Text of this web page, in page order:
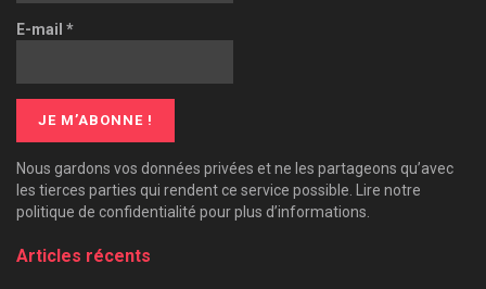
E-mail *
Nous gardons vos données privées et ne les partageons qu’avec
les tierces parties qui rendent ce service possible. Lire notre
politique de confidentialité pour plus d’informations.
Articles récents